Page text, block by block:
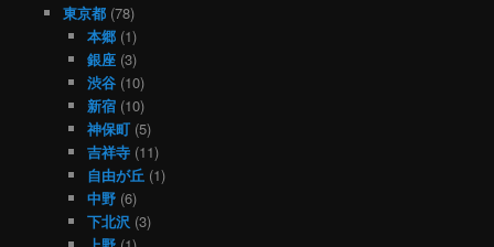
東京都(78)
本郷 (1)
銀座 (3)
渋谷 (10)
新宿 (10)
神保町 (5)
吉祥寺 (11)
自由が丘 (1)
中野 (6)
下北沢 (3)